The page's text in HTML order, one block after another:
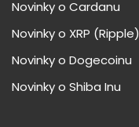
Novinky o Cardanu
Novinky o XRP (Ripple)
Novinky o Dogecoinu
Novinky o Shiba Inu